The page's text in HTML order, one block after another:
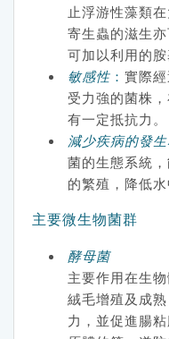
止浮游性藻類
寄生蟲的滋生
可加以利用的
敏感性 ： 實際
受力強的菌株
有一定抵抗力。
減少疾病的發
菌的生態系統
的繁殖，降低水
主要微生物菌群
酵母菌
主要作用在生
絨毛增殖及成
力，並促進腸